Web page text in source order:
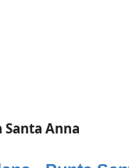
Santa Anna